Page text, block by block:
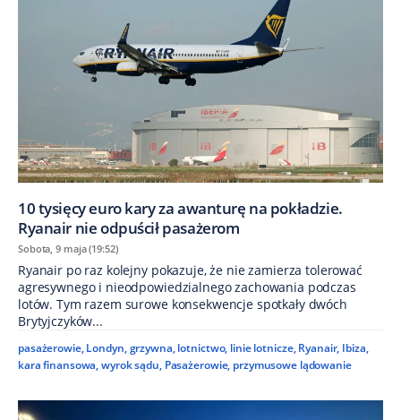
10 tysięcy euro kary za awanturę na pokładzie.
Ryanair nie odpuścił pasażerom
Sobota, 9 maja (19:52)
Ryanair po raz kolejny pokazuje, że nie zamierza tolerować
agresywnego i nieodpowiedzialnego zachowania podczas
lotów. Tym razem surowe konsekwencje spotkały dwóch
Brytyjczyków...
pasażerowie, Londyn,grzywna, lotnictwo, linie lotnicze, Ryanair, Ibiza,
kara finansowa,wyrok sądu, Pasażerowie, przymusowe lądowanie